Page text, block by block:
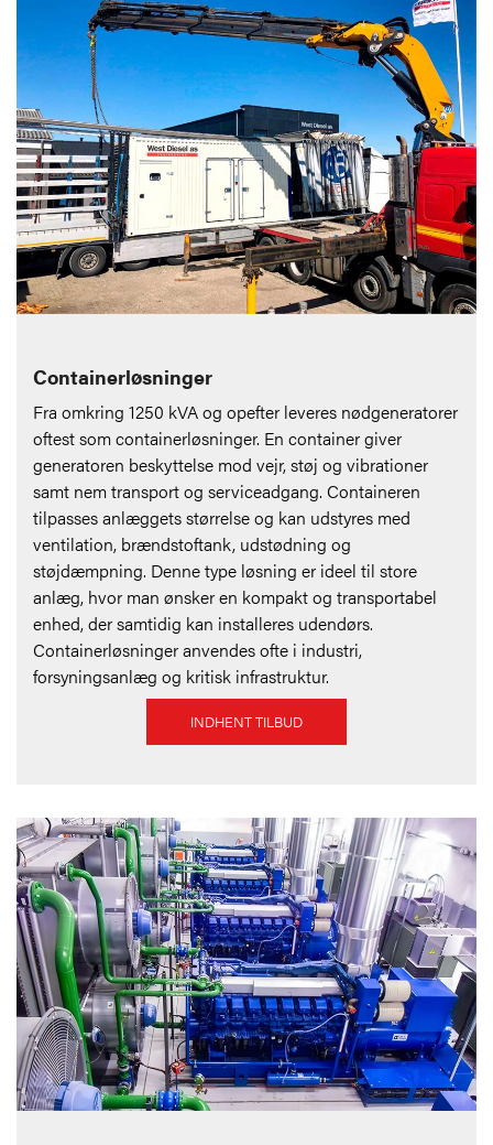
Containerløsninger
Fra omkring 1250 kVA og opefter leveres nødgeneratorer
oftest som containerløsninger. En container giver
generatoren beskyttelse mod vejr, støj og vibrationer
samt nem transport og serviceadgang. Containeren
tilpasses anlæggets størrelse og kan udstyres med
ventilation, brændstoftank, udstødning og
støjdæmpning. Denne type løsning er ideel til store
anlæg, hvor man ønsker en kompakt og transportabel
enhed, der samtidig kan installeres udendørs.
Containerløsninger anvendes ofte i industri,
forsyningsanlæg og kritisk infrastruktur.
INDHENT TILBUD